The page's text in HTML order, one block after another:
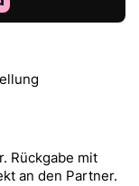
Rückgabe mit
an den Partner.